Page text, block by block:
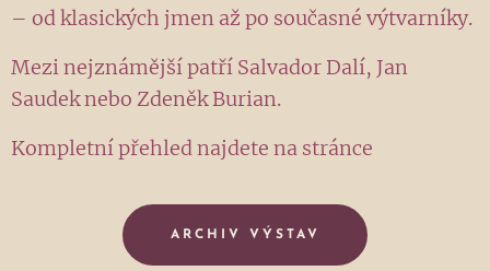
– od klasických jmen až po současné výtvarníky.
Mezi nejznámější patří Salvador Dalí, Jan
Saudek nebo Zdeněk Burian.
Kompletní přehled najdete na stránce
ARCHIV VÝSTAV